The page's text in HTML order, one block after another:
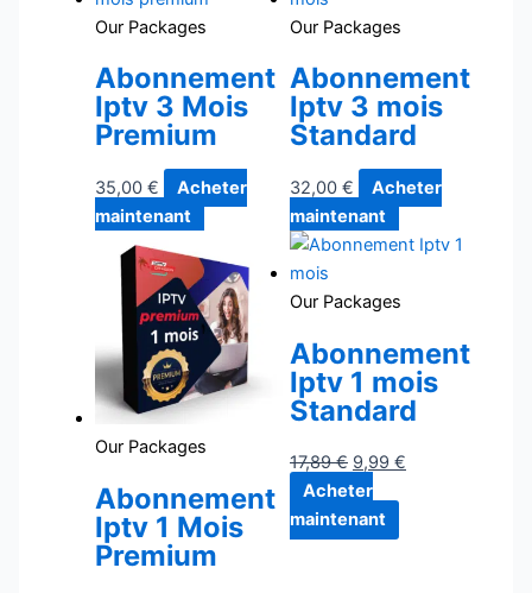
Our Packages
Abonnement
Iptv 3 Mois
Premium
35,00€
Acheter
maintenant
Our Packages
Abonnement
Iptv 3 mois
Standard
32,00 €
Acheter
maintenant
Our Packages
Abonnement
Iptv 1 Mois
Premium
Our Packages
Abonnement
Iptv 1 mois
Standard
17,89€ 9,99 €
Acheter
maintenant